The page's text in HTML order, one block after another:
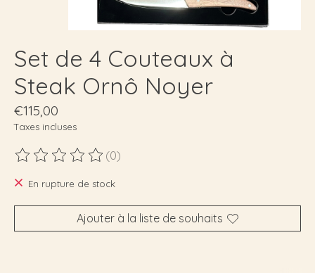
Set de 4 Couteaux à
Steak Ornô Noyer
€115,00
Taxes incluses
Ce produit est évalué à
(0)
En rupture de stock
Ajouter à la liste de souhaits